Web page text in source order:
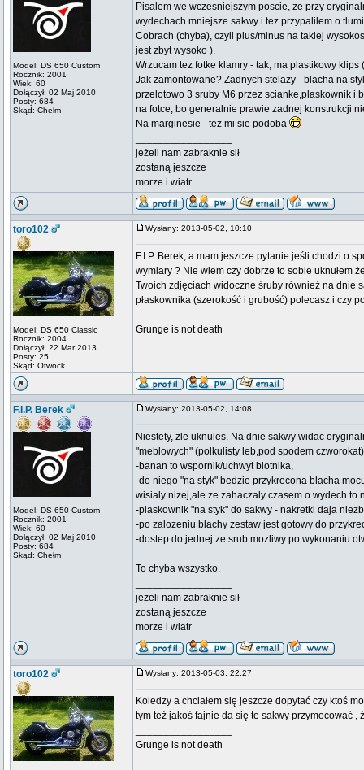
Model: DS 650 Custom
Rocznik: 2001
Wiek: 60
Dołączył: 02 Maj 2010
Posty: 684
Skąd: Chełm
Pisalem we wczesniejszym poscie, ze przy
wydechach mniejsze sakwy i tez przypalilem o
Cobrach (chyba), czyli plus/minus na takiej
jest zbyt wysoko ).
Wrzucam tez fotke klamry - tak, ma plastikowy
Jak zamontowane? Zadnych stelazy - blacha na
przelotowo 3 sruby M6 przez scianke,plaskownik i
na fotce, bo generalnie prawie zadnej konstrukcji
Na marginesie - tez mi sie podoba
jeżeli nam zabraknie sił
zostaną jeszcze
morze i wiatr
toro102
Model: DS 650 Classic
Rocznik: 2004
Dołączył: 22 Mar 2013
Posty: 25
Skąd: Otwock
Wysłany: 2013-05-02, 10:10
F.I.P. Berek, a mam jeszcze pytanie jeśli chodzi o
wymiary ? Nie wiem czy dobrze to sobie uknułem
Twoich zdjęciach widoczne śruby również na dnie
płaskownika (szerokość i grubość) polecasz i czy
Grunge is not death
F.I.P. Berek
Model: DS 650 Custom
Rocznik: 2001
Wiek: 60
Dołączył: 02 Maj 2010
Posty: 684
Skąd: Chełm
Wysłany: 2013-05-02, 14:08
Niestety, zle uknules. Na dnie sakwy widac
"meblowych" (polkulisty leb,pod spodem
-banan to wspornik/uchwyt blotnika,
-do niego "na styk" bedzie przykrecona blacha
wisialy nizej,ale ze zahaczaly czasem o wydech
-plaskownik "na styk" do sakwy - nakretki daja
-po zalozeniu blachy zestaw jest gotowy do
-dostep do jednej ze srub mozliwy po wykonaniu
To chyba wszystko.
jeżeli nam zabraknie sił
zostaną jeszcze
morze i wiatr
toro102 Wysłany: 2013-05-03, 22:27
Koledzy a chciałem się jeszcze dopytać czy ktoś
tym też jakoś fajnie da się te sakwy przymocować ,
Grunge is not death